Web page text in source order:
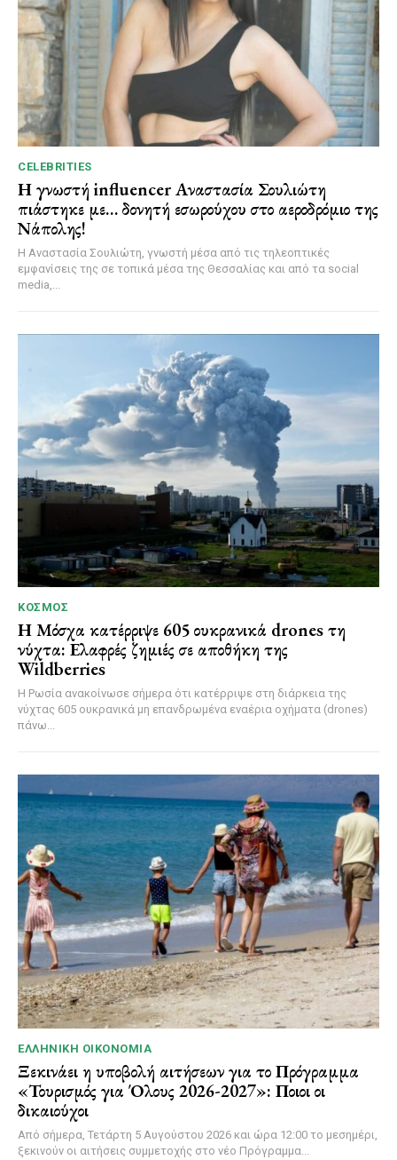
CELEBRITIES
Η γνωστή influencer Αναστασία Σουλιώτη
πιάστηκε με… δονητή εσωρούχου στο αεροδρόμιο της
Νάπολης!
Η Αναστασία Σουλιώτη, γνωστή μέσα από τις τηλεοπτικές
εμφανίσεις της σε τοπικά μέσα της Θεσσαλίας και από τα social
media,...
ΚΌΣΜΟΣ
Η Μόσχα κατέρριψε 605 ουκρανικά drones τη
νύχτα: Ελαφρές ζημιές σε αποθήκη της
Wildberries
Η Ρωσία ανακοίνωσε σήμερα ότι κατέρριψε στη διάρκεια της
νύχτας 605 ουκρανικά μη επανδρωμένα εναέρια οχήματα (drones)
πάνω...
ΕΛΛΗΝΙΚΉ ΟΙΚΟΝΟΜΊΑ
Ξεκινάει η υποβολή αιτήσεων για το Πρόγραμμα
«Τουρισμός για Όλους 2026-2027»: Ποιοι οι
δικαιούχοι
Από σήμερα, Τετάρτη 5 Αυγούστου 2026 και ώρα 12:00 το μεσημέρι,
ξεκινούν οι αιτήσεις συμμετοχής στο νέο Πρόγραμμα...